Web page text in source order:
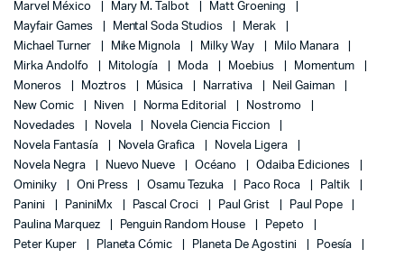
Marvel México
Mary M. Talbot
Matt Groening
Mayfair Games
Mental Soda Studios
Merak
Michael Turner
Mike Mignola Milky Way
Milo Manara
Mirka Andolfo
Mitología Moda Moebius
Momentum
Moneros
Moztros Música Narrativa
Neil Gaiman
New Comic
Niven Norma Editorial
Nostromo
Novedades
Novela
Novela Ciencia Ficcion
Novela Fantasía
Novela Grafica
Novela Ligera
Novela Negra
Nuevo Nueve Océano
Odaiba Ediciones
Ominiky
Oni Press Osamu Tezuka Paco Roca
Paltik
Panini
PaniniMx Pascal Croci Paul Grist
Paul Pope
Paulina Marquez
Penguin Random House
Pepeto
Peter Kuper
Planeta Cómic Planeta De Agostini
Poesía